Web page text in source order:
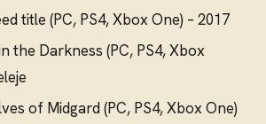
title (PC, PS4, Xbox One) – 2017
the Darkness (PC, PS4, Xbox
of Midgard (PC, PS4, Xbox One)